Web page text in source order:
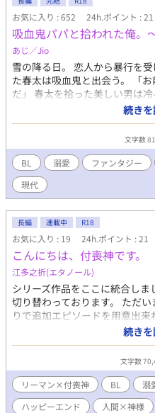
お気に入り : 652 24h.ポイント : 21
吸血鬼パパと拾われた俺。
あじ／Jio
雪の降る日。 恋人から暴行を
た春太は吸血鬼と出会う。 「
だ」 春太を拾った美しい男は
てきた。 求められるままに流
んな行くあてもない春太は、
提供をすることに決めたのだ
人息子のテディと、ゴミの春
人の同居生活が緩やかに始まる
- ■無頓着からの溺愛になりま
ファンタジーになります。 ■完
定。 ■ムーン様にも掲載。 - - -
スパダリ×チャラ男一途
続き
文字数
BL 溺愛 ファンタジー
現代
長編 連載中 R18
お気に入り : 19 24h.ポイント : 21
こんにちは、付喪神です。
江多之折(エタノール)
シリーズ作品をここに統合し
切り替わっております。 ただ
りで追加エピソードを用意出
しいお話はしばらく上がりま
えもないし、なんならUFOキ
袋に入れられたまま年単位で
た。 見てください、人型です
な能力とかないけど、まぁ気に
んで。って汚？！部屋、汚った
か？ダッチ…？ 社畜気味リー
続き
文字数
リーマン×付喪神 BL 溺
ハッピーエンド
人間×神様